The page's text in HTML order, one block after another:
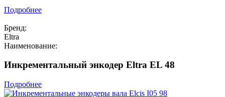
Подробнее
Бренд:
Eltra
Наименование:
Инкрементальный энкодер Eltra EL 48
Подробнее